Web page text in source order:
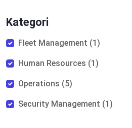
Kategori
Fleet Management (1)
Human Resources (1)
Operations (5)
Security Management (1)